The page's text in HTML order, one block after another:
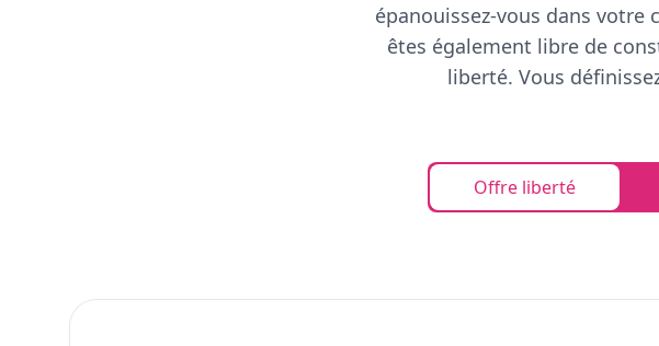
épanouissez-vous dans votre
êtes également libre de
liberté. Vous
Offre liberté